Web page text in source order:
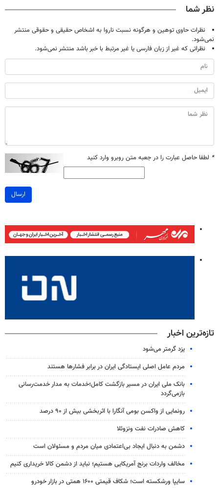
نظر شما
نظرات حاوی توهین و هرگونه نسبت ناروا به اشخاص حقیقی و حقوقی منتشر
نمی‌شود.
نظراتی که غیر از زبان فارسی یا غیر مرتبط با خبر باشد منتشر نمی‌شود.
* لطفا حاصل عبارت را در جعبه متن روبرو وارد کنید
ارسال
تازه‌ترین اخبار
یزد گرمتر می‌شود
مردم عامل اصلی ایستادگی ایران در برابر فشارها هستند
بانک ملی ایران در مسیر بازگشت کامل؛خدمات به مدار خدمت‌رسانی
بازمی‌گردد
رونمایی از واکسن بومی آنگارا با اثربخشی بیش از ۹۰ درصد
کاهش صادرات نفت ونزوئلا
دشمن به دنبال ایجاد بی‌اعتمادی میان مردم و مسئولان است
مخالف واردات برنج آمریکایی هستیم؛ نباید از دشمن کالا خریداری کنیم
سایپا ورشکسته است؛ شکاف قیمتی ۱۶۰۰ همتی در بازار خودرو